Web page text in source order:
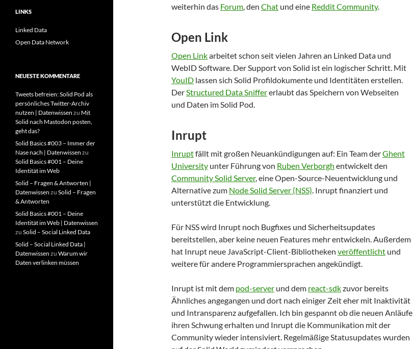
weiterhin das Forum, den Chat und eine Reddit Community.
Open Link
Open Linkarbeitet schon seit vielen Jahren an Linked Data und
WebID Software. Der Support von Solid ist ein logischer Schritt. Mit
YouID lassen sich Solid Profildokumente und Identitäten erstellen.
DerStructured Data Sniffererlaubt das Speichern von Webseiten
und Daten im Solid Pod.
Inrupt
Inruptfällt mit großen Neuankündigungen auf: Ein Team derGhent
University unter Führung von Ruben Verborgh entwickelt den
Community Solid Server, eine Open-Source-Neuentwicklung und
Alternative zum Node Solid Server (NSS). Inrupt finanziert und
unterstützt die Entwicklung.
Für NSS wird Inrupt noch Bugfixes und Sicherheitsupdates
bereitstellen, aber keine neuen Features mehr entwickeln. Außerdem
hat Inrupt neue JavaScript-Client-Bibliotheken veröffentlicht und
weitere für andere Programmiersprachen angekündigt.
Inrupt ist mit dem pod-server und dem react-sdkzuvor bereits
Ähnliches angegangen und dort nach einiger Zeit eher mit Inaktivität
und Intransparenz aufgefallen. Ich bin gespannt ob die neuen Anläufe
ihren Schwung erhalten und Inrupt die Kommunikation mit der
Community wieder intensiviert. Regelmäßige Statusupdates wurden
LINKS
Linked Data
Open Data Network
NEUESTE KOMMENTARE
Tweets befreien: Solid Pod als
persönliches Twitter-Archiv
nutzen | Datenwissen zu Mit
Solid nach Mastodon posten,
geht das?
Solid Basics #003 – Immer der
Nase nach | Datenwissen zu
Solid Basics #001 – Deine
Identität im Web
Solid – Fragen & Antworten |
Datenwissen zu Solid – Fragen
& Antworten
Solid Basics #001 – Deine
Identität im Web | Datenwissen
zu Solid – Social Linked Data
Solid – Social Linked Data |
Datenwissen zu Warum wir
Daten verlinken müssen